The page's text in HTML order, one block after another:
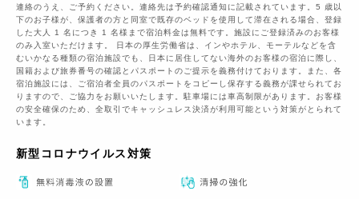
連絡のうえ、ご予約ください。連絡先は予約確認通知に記載されています。5 歳以
下のお子様が、保護者の方と同室で既存のベッドを使用して滞在される場合、登録
した大人 1 名につき 1 名様まで宿泊料金は無料です。施設にご登録済みのお客様
のみ入室いただけます。 日本の厚生労働省は、インやホテル、モーテルなどを含
むいかなる種類の宿泊施設でも、日本に​居住してない海外のお客様の宿泊に際し、
国籍および旅券番号の確認とパスポートのご提示を義務付け​ております。また、各
宿泊施設には、ご宿泊者全員のパスポートをコピーし保存する義務が課せられてお
りますの​で、ご協力をお願いいたします。駐車場には車高制限があります。お客様
の安全確保のため、全取引でキャッシュレス決済が利用可能という対策がとられて
います。
新型コロナウイルス対策